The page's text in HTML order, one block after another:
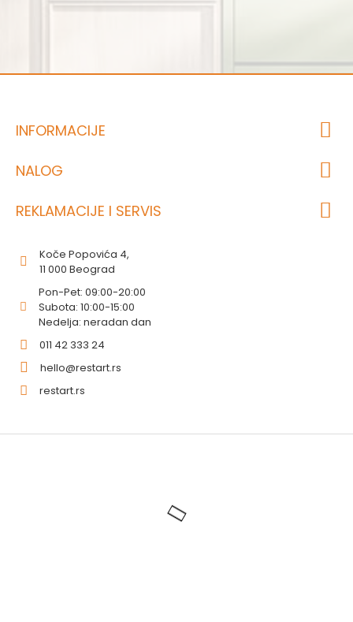
INFORMACIJE
NALOG
REKLAMACIJE I SERVIS
Koče Popovića 4,
11 000 Beograd
Pon-Pet: 09:00-20:00
Subota: 10:00-15:00
Nedelja: neradan dan
011 42 333 24
hello@restart.rs
restart.rs